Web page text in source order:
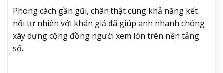
Phong cách gần gũi, chân thật cùng khả năng kết
nối tự nhiên với khán giả đã giúp anh nhanh chóng
xây dựng cộng đồng người xem lớn trên nền tảng
số.